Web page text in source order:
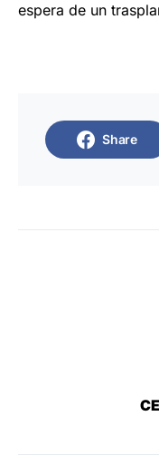
espera de un
Share